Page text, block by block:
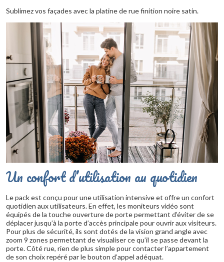
Sublimez vos façades avec la platine de rue finition noire satin.
Un confort d’utilisation au quotidien
Le pack est conçu pour une utilisation intensive et offre un confort
quotidien aux utilisateurs. En effet, les moniteurs vidéo sont
équipés de la touche ouverture de porte permettant d’éviter de se
déplacer jusqu’à la porte d’accès principale pour ouvrir aux visiteurs.
Pour plus de sécurité, ils sont dotés de la vision grand angle avec
zoom 9 zones permettant de visualiser ce qu’il se passe devant la
porte. Côté rue, rien de plus simple pour contacter l’appartement
de son choix repéré par le bouton d’appel adéquat.